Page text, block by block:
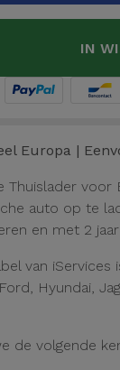
IN
Europa |
Thuislader voor
auto op te
en met 2 jaar
van
Hyundai,
de volgende